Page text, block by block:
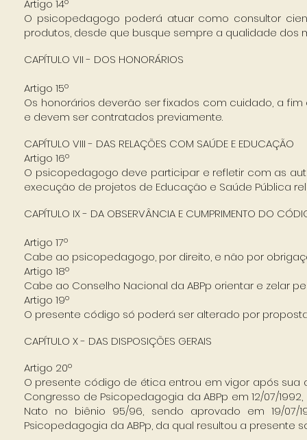
Artigo 14º
O psicopedagogo poderá atuar como consultor
produtos, desde que busque sempre a qualidade dos
CAPÍTULO VII - DOS HONORÁRIOS
Artigo 15º
Os honorários deverão ser fixados com cuidado, a
e devem ser contratados previamente.
CAPÍTULO VIII - DAS RELAÇÕES COM SAÚDE E EDUCAÇÃO
Artigo 16º
O psicopedagogo deve participar e refletir com as
execução de projetos de Educação e Saúde Pública
CAPÍTULO IX - DA OBSERVÂNCIA E CUMPRIMENTO DO
Artigo 17º
Cabe ao psicopedagogo, por direito, e não por
Artigo 18º
Cabe ao Conselho Nacional da ABPp orientar e zelar
Artigo 19º
O presente código só poderá ser alterado por
CAPÍTULO X - DAS DISPOSIÇÕES GERAIS
Artigo 20º
O presente código de ética entrou em vigor após sua
Congresso de Psicopedagogia da ABPp em 12/07/
Nato no biênio 95/96, sendo aprovado em 19/07/
Psicopedagogia da ABPp, da qual resultou a presente